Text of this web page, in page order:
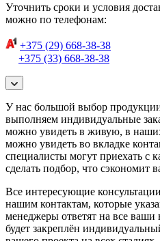
Уточнить сроки и условия
можно по телефонам:
+375 (29) 668-38-38
+375 (33) 668-38-38
У нас большой выбор
выполняем индивидуальные
можно увидеть в живую, в
можно увидеть во вкладке
специалисты могут приехать с
сделать подбор, что сэкономит
Все интересующие
нашим контактам, которые
менеджеры ответят на все ваши
будет закреплён